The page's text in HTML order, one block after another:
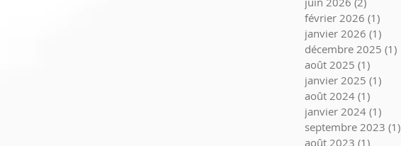
février 2026 (1)
janvier 2026 (1)
décembre 2025 (1)
août 2025 (1)
janvier 2025 (1)
août 2024 (1)
janvier 2024 (1)
septembre 2023 (1)
août 2023 (1)